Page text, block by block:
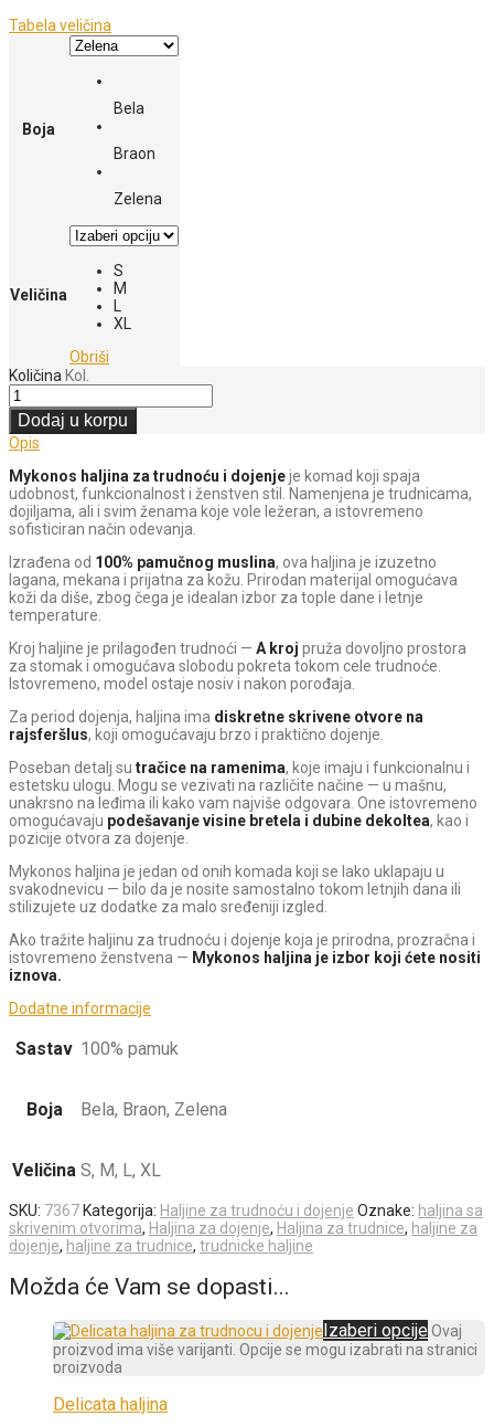
Tabela veličina
Boja
Bela
Braon
Zelena
Veličina
S
M
XL
Obriši
Količina Kol.
Dodaj u korpu
Opis
Mykonos haljina za trudnoću i dojenjeje komad koji spaja
udobnost, funkcionalnost i ženstven stil. Namenjena je trudnicama,
dojiljama, ali i svim ženama koje vole ležeran, a istovremeno
sofisticiran način odevanja.
Izrađena od 100% pamučnog muslina, ova haljina je izuzetno
lagana, mekana i prijatna za kožu. Prirodan materijal omogućava
koži da diše, zbog čega je idealan izbor za tople dane i letnje
temperature.
Kroj haljine je prilagođen trudnoći — A kroj pruža dovoljno prostora
za stomak i omogućava slobodu pokreta tokom cele trudnoće.
Istovremeno, model ostaje nosiv i nakon porođaja.
Za period dojenja, haljina ima diskretne skrivene otvore na
rajsferšlus, koji omogućavaju brzo i praktično dojenje.
Poseban detalj su tračice na ramenima, koje imaju i funkcionalnu i
estetsku ulogu. Mogu se vezivati na različite načine — u mašnu,
unakrsno na leđima ili kako vam najviše odgovara. One istovremeno
omogućavaju podešavanje visine bretela i dubine dekoltea, kao i
pozicije otvora za dojenje.
Mykonos haljina je jedan od onih komada koji se lako uklapaju u
svakodnevicu — bilo da je nosite samostalno tokom letnjih dana ili
stilizujete uz dodatke za malo sređeniji izgled.
Ako tražite haljinu za trudnoću i dojenje koja je prirodna, prozračna i
istovremeno ženstvena — Mykonos haljina je izbor koji ćete nositi
iznova.
Dodatne informacije
Sastav 100% pamuk
Boja Bela, Braon, Zelena
Veličina S, M, L, XL
SKU: 7367 Kategorija: Haljine za trudnoću i dojenje Oznake: haljina sa
skrivenim otvorima, Haljina za dojenje, Haljina za trudnice, haljine za
dojenje, haljine za trudnice, trudnicke haljine
Možda će Vam se dopasti...
Izaberi opcije Ovaj
proizvod ima više varijanti. Opcije se mogu izabrati na stranici
proizvoda
Delicata haljina